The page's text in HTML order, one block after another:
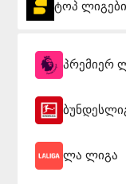
ტოპ ლიგები
პრემიერ
ლა ლიგა